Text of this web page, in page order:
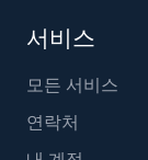
서비스
모든 서비스
연락처